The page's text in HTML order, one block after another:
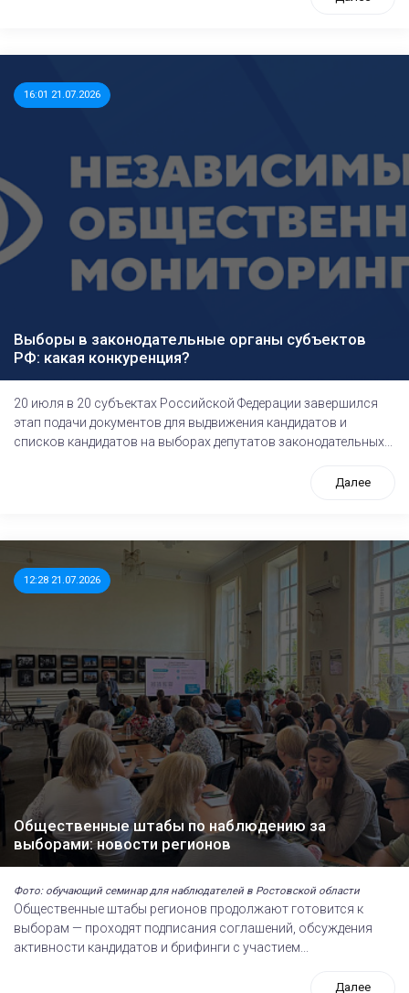
16:01 21.07.2026
Выборы в законодательные органы субъектов
РФ: какая конкуренция?
20 июля в 20 субъектах Российской Федерации завершился
этап подачи документов для выдвижения кандидатов и
списков кандидатов на выборах депутатов законодательных...
Далее
12:28 21.07.2026
Общественные штабы по наблюдению за
выборами: новости регионов
Фото: обучающий семинар для наблюдателей в Ростовской области
Общественные штабы регионов продолжают готовится к
выборам — проходят подписания соглашений, обсуждения
активности кандидатов и брифинги с участием...
Далее